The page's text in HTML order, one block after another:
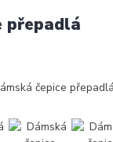
přepadlá